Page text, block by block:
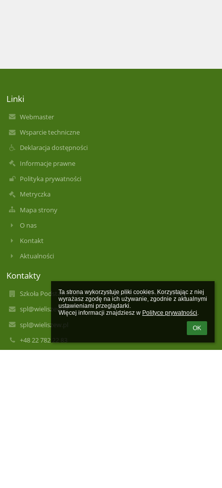
Ta strona wykorzystuje pliki cookies. Korzystając z niej
wyrażasz zgodę na ich używanie, zgodnie z aktualnymi
ustawieniami przeglądarki.
Więcej informacji znajdziesz w Polityce prywatności.
OK
Linki
Webmaster
Wsparcie techniczne
Deklaracja dostępności
Informacje prawne
Polityka prywatności
Metryczka
Mapa strony
O nas
Kontakt
Aktualności
Kontakty
Szkoła Podstawowa im. Stanisława Moniuszki w Łajskach
spl@wieliszew.pl
spl@wieliszew.pl
+48 22 782 22 83